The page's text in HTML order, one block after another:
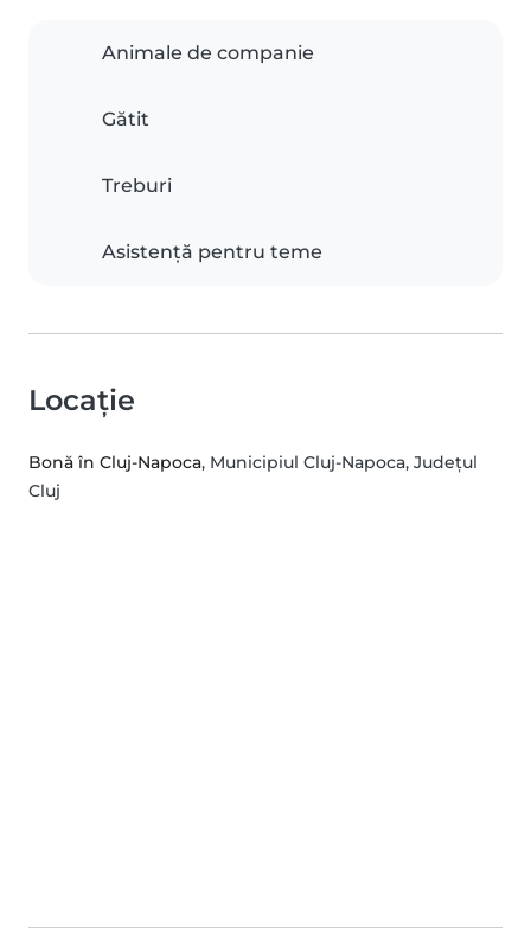
Animale de companie
Gătit
Treburi
Asistență pentru teme
Locație
Bonă în Cluj-Napoca, Municipiul Cluj-Napoca, Județul
Cluj